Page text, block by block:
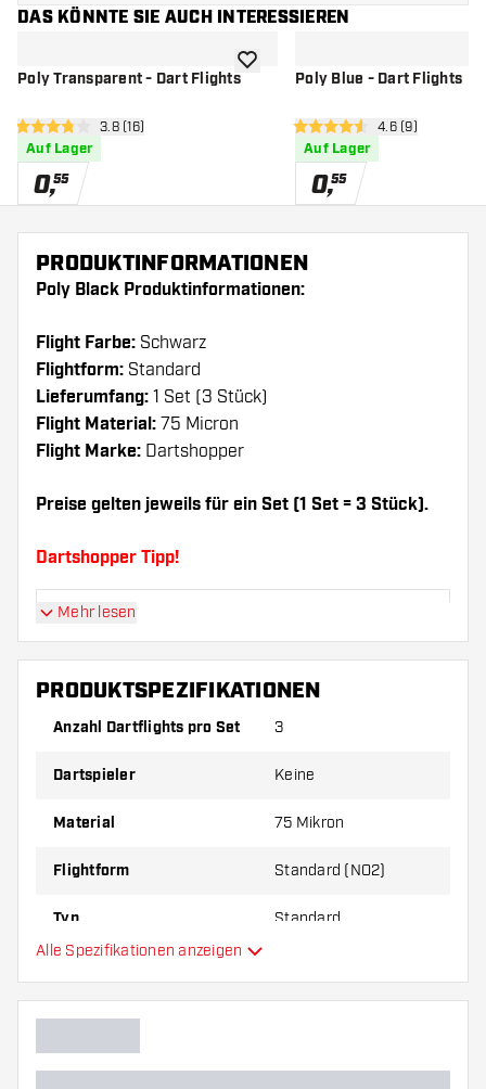
DAS KÖNNTE SIE AUCH INTERESSIEREN
Poly Transparent - Dart Flights
Bewertungsbereich öffnen
3.8 Bewertungssterne
3.8 (16)
Auf Lager
0,55
Zur Wunschliste hinzufügen
Poly Blue - Dart Flights
4.6 Bewertungssterne
4.6 (9)
Auf Lager
0,55
PRODUKTINFORMATIONEN
Poly Black Produktinformationen:
Flight Farbe: Schwarz
Flightform: Standard
Lieferumfang: 1 Set (3 Stück)
Flight Material: 75 Micron
Flight Marke: Dartshopper
Preise gelten jeweils für ein Set (1 Set = 3 Stück).
Dartshopper Tipp!
Sorgen Sie für genügend Ersatz Flights und
Shafts. Diese können sich durch Gebrauch
Probieren Sie eine andere Form, ein anderes
um herauszufinden, welche Variante am besten
zu Ihnen passt!
Mehr lesen
PRODUKTSPEZIFIKATIONEN
Anzahl Dartflights pro Set 3
Dartspieler Keine
Material 75 Mikron
Flightform Standard (NO2)
Typ Standard
Hauptfarbe
Alle Spezifikationen anzeigen